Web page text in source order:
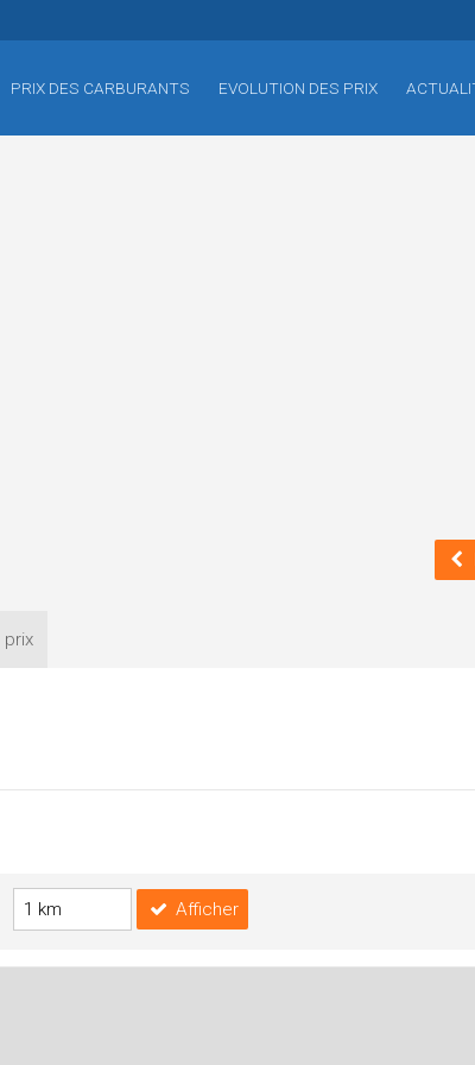
PRIX DES CARBURANTS EVOLUTION DES PRIX
prix
Afficher